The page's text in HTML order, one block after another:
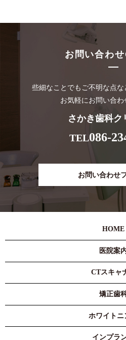
お問い合わせ
些細なことでもご不明な点な
お気軽にお問い合わ
さかき歯科ク
TEL086-
お問い合わせ
HOME
医院案
CTスキャ
矯正歯
ホワイトニ
インプラ